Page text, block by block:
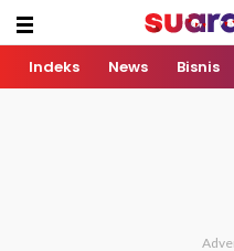
Indeks News Bisnis